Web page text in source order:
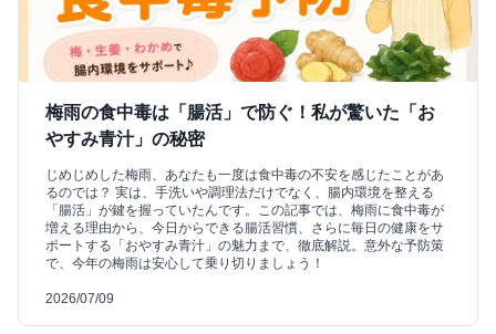
梅雨の食中毒は「腸活」で防ぐ！私が驚いた「お
やすみ青汁」の秘密
じめじめした梅雨、あなたも一度は食中毒の不安を感じたことがあ
るのでは？ 実は、手洗いや調理法だけでなく、腸内環境を整える
「腸活」が鍵を握っていたんです。この記事では、梅雨に食中毒が
増える理由から、今日からできる腸活習慣、さらに毎日の健康をサ
ポートする「おやすみ青汁」の魅力まで、徹底解説。意外な予防策
で、今年の梅雨は安心して乗り切りましょう！
2026/07/09